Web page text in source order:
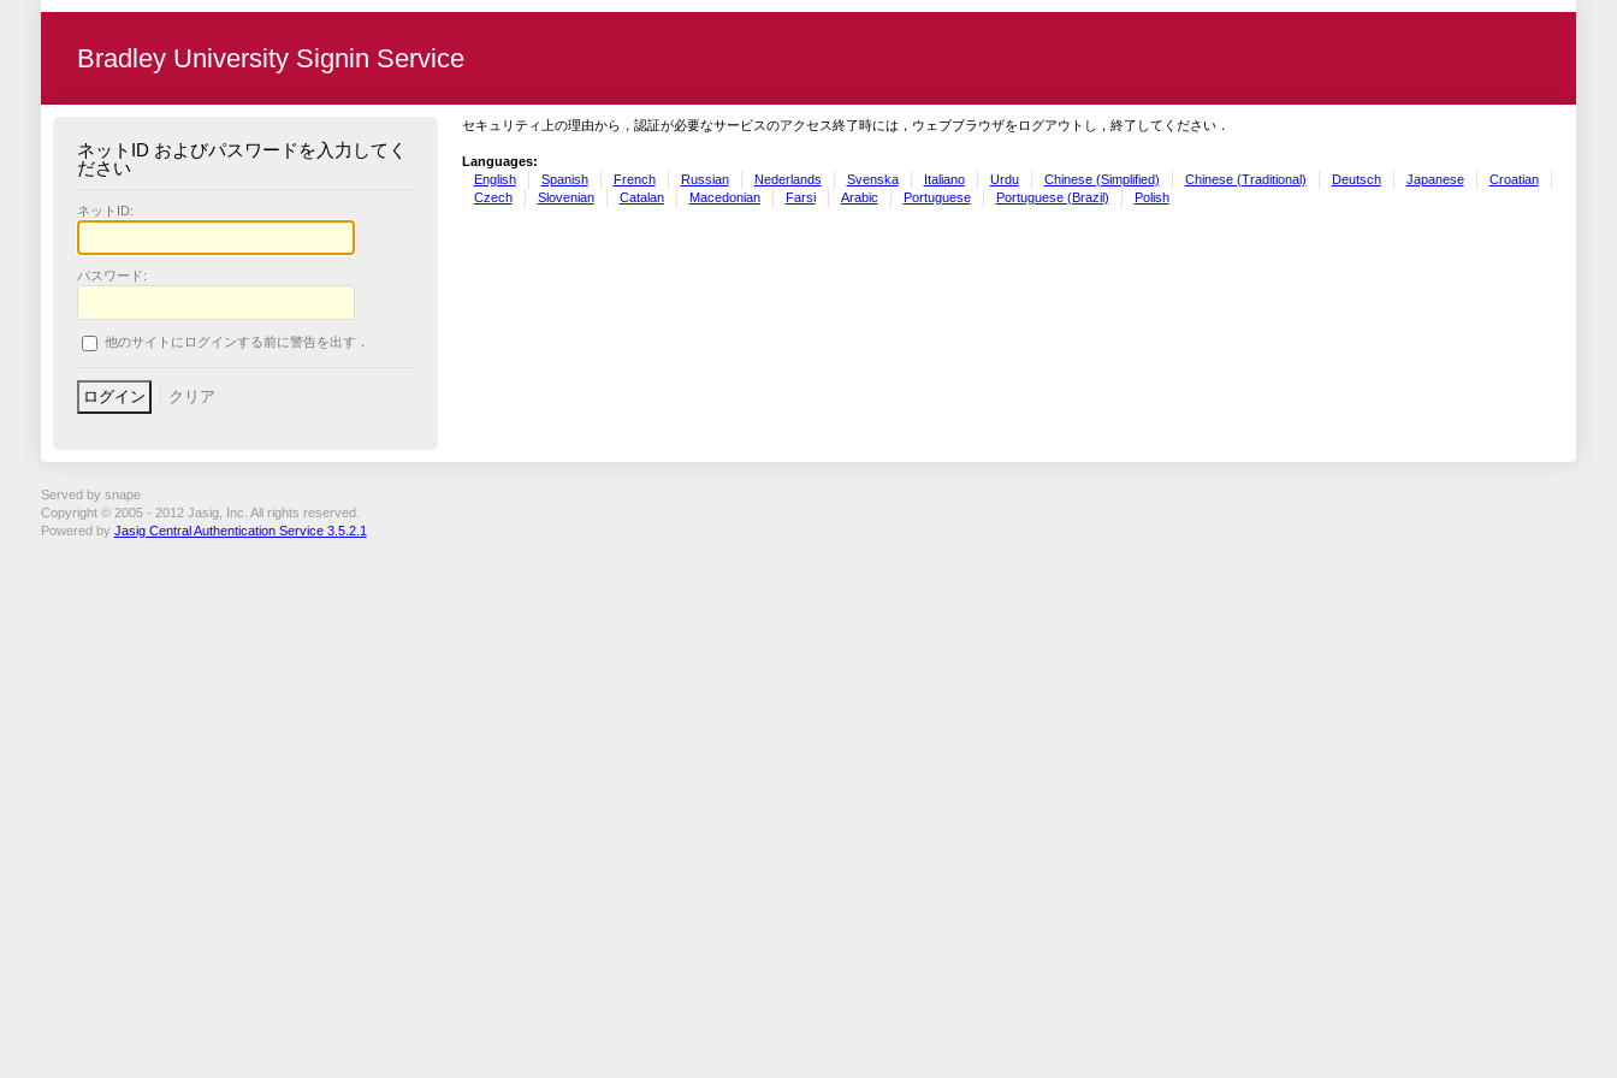
Bradley University Signin Service
ネットID およびパスワードを入力してく
ださい
ネットID:
パスワード:
他のサイトにログインする前に警告を出す．
セキュリティ上の理由から，認証が必要なサービスのアクセス終了時には，ウェブブラウザをログアウトし，終了してください．
Languages:
English
Spanish French Russian Nederlands Svenska Italiano Urdu Chinese (Simplified) Chinese (Traditional) Deutsch Japanese
Croatian
Czech
Slovenian Catalan Macedonian Farsi Arabic Portuguese Portuguese (Brazil) Polish
Served by snape
Copyright © 2005 - 2012 Jasig, Inc. All rights reserved.
Powered by Jasig Central Authentication Service 3.5.2.1